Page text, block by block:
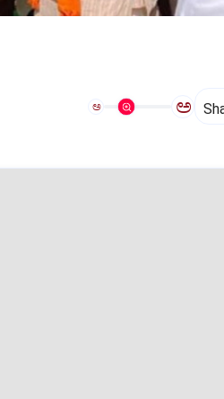
ಅ ಅ